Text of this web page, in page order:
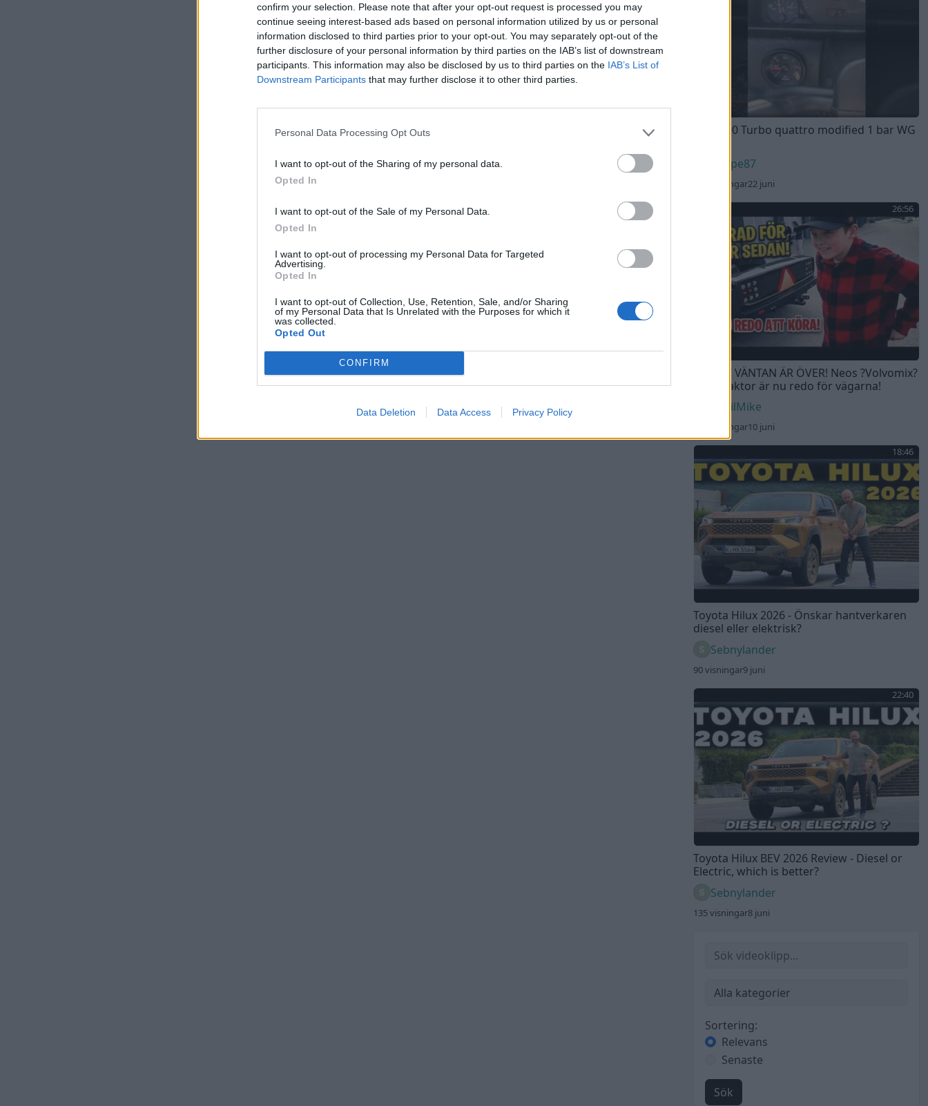
confirm your selection. Please note that after your opt-out request is processed you may
continue seeing interest-based ads based on personal information utilized by us or personal
information disclosed to third parties prior to your opt-out. You may separately opt-out of the
further disclosure of your personal information by third parties on the IAB’s list of downstream
participants. This information may also be disclosed by us to third parties on the IAB’s List of
Downstream Participants that may further disclose it to other third parties.
Personal Data Processing Opt Outs
I want to opt-out of the Sharing of my personal data.
Opted In
I want to opt-out of the Sale of my Personal Data.
Opted In
I want to opt-out of processing my Personal Data for Targeted
Advertising.
Opted In
I want to opt-out of Collection, Use, Retention, Sale, and/or Sharing
of my Personal Data that Is Unrelated with the Purposes for which it
was collected.
Opted Out
CONFIRM
Data Deletion Data Access Privacy Policy
Audi 100 Turbo quattro modified 1 bar WG
Peppe87
140 visningar22 juni
26:56
4 ÅR AV VÄNTAN ÄR ÖVER! Neos ?Volvomix?
till A-traktor är nu redo för vägarna!
DEvilMike
173 visningar10 juni
18:46
Toyota Hilux 2026 - Önskar hantverkaren
diesel eller elektrisk?
Sebnylander
90 visningar9 juni
22:40
Toyota Hilux BEV 2026 Review - Diesel or
Electric, which is better?
Sebnylander
135 visningar8 juni
Sortering:
Relevans
Senaste
Sök